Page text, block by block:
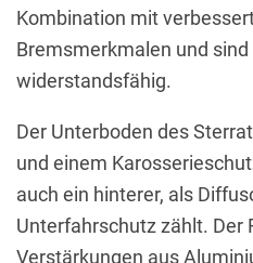
Kombination mit
Bremsmerkmalen und
widerstandsfähig.
Der Unterboden des
und einem
auch ein hinterer, als
Unterfahrschutz zählt. Der
Verstärkungen aus